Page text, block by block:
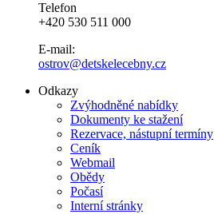
Telefon
+420 530 511 000
E-mail:
ostrov@detskelecebny.cz
Odkazy
Zvýhodněné nabídky
Dokumenty ke stažení
Rezervace, nástupní termíny
Ceník
Webmail
Obědy
Počasí
Interní stránky